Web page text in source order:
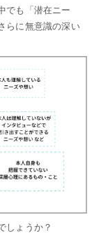
でも「潜在ニー
らに無意識の深い
しょうか？